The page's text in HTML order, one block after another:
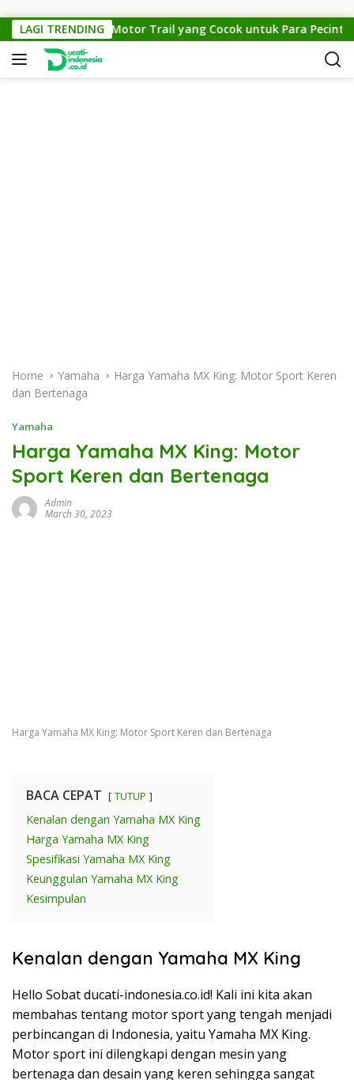
LAGI TRENDING
KTM Cross 150: Motor Trail yang Cocok untuk Para Pecinta
Home Yamaha
Harga Yamaha MX King: Motor Sport Keren
dan Bertenaga
Yamaha
Harga Yamaha MX King: Motor
Sport Keren dan Bertenaga
Admin
March 30, 2023
Harga Yamaha MX King: Motor Sport Keren dan Bertenaga
BACA CEPAT TUTUP
Kenalan dengan Yamaha MX King
Harga Yamaha MX King
Spesifikasi Yamaha MX King
Keunggulan Yamaha MX King
Kesimpulan
Kenalan dengan Yamaha MX King
Hello Sobat ducati-indonesia.co.id! Kali ini kita akan
membahas tentang motor sport yang tengah menjadi
perbincangan di Indonesia, yaitu Yamaha MX King.
Motor sport ini dilengkapi dengan mesin yang
bertenaga dan desain yang keren sehingga sangat